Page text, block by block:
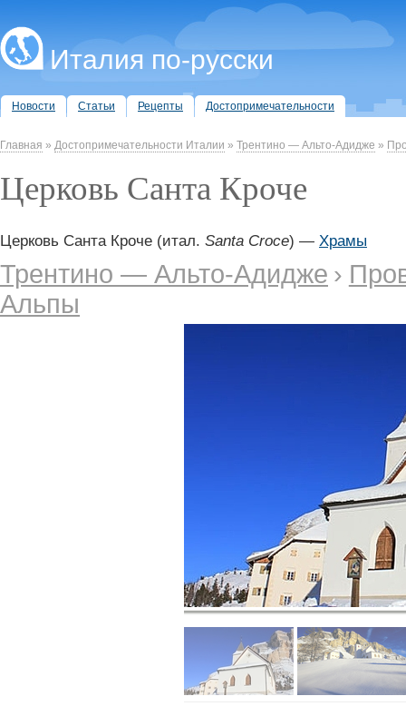
Италия по-русски
Новости Статьи Рецепты Достопримечательности
Главная » Достопримечательности Италии » Трентино — Альто-Адидже »
Церковь Санта Кроче
Церковь Санта Кроче (итал. Santa Croce) — Храмы
Трентино — Альто-Адидже ›
Альпы